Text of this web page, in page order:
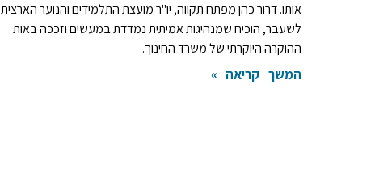
אותו. דרור כהן מפתח תקווה, יו"ר מועצת התלמידים והנוער הארצית
לשעבר, הוכיח שמנהיגות אמיתית נמדדת במעשים וזככה באות
ההוקרה היוקרתי של משרד החינוך.
המשך קריאה »